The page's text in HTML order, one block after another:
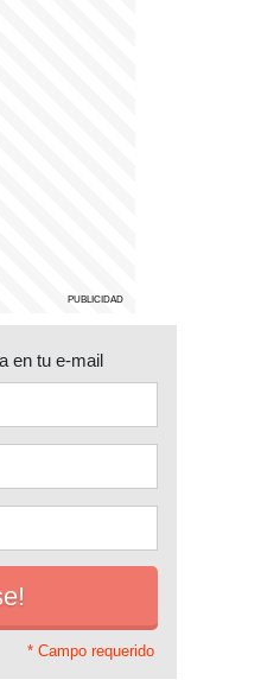
en tu e-mail
* Campo requerido